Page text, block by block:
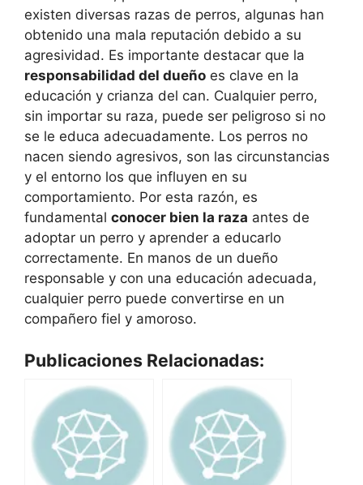
existen diversas razas de perros, algunas han
obtenido una mala reputación debido a su
agresividad. Es importante destacar que la
responsabilidad del dueño es clave en la
educación y crianza del can. Cualquier perro,
sin importar su raza, puede ser peligroso si no
se le educa adecuadamente. Los perros no
nacen siendo agresivos, son las circunstancias
y el entorno los que influyen en su
comportamiento. Por esta razón, es
fundamental conocer bien la raza antes de
adoptar un perro y aprender a educarlo
correctamente. En manos de un dueño
responsable y con una educación adecuada,
cualquier perro puede convertirse en un
compañero fiel y amoroso.
Publicaciones Relacionadas: